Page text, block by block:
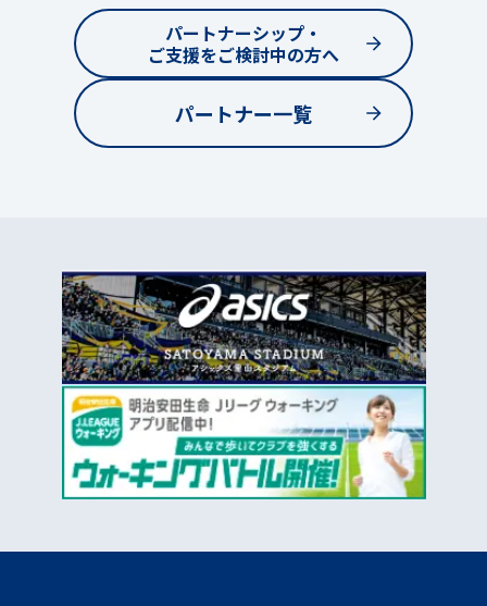
パートナーシップ・
ご支援をご検討中の方へ
パートナー一覧